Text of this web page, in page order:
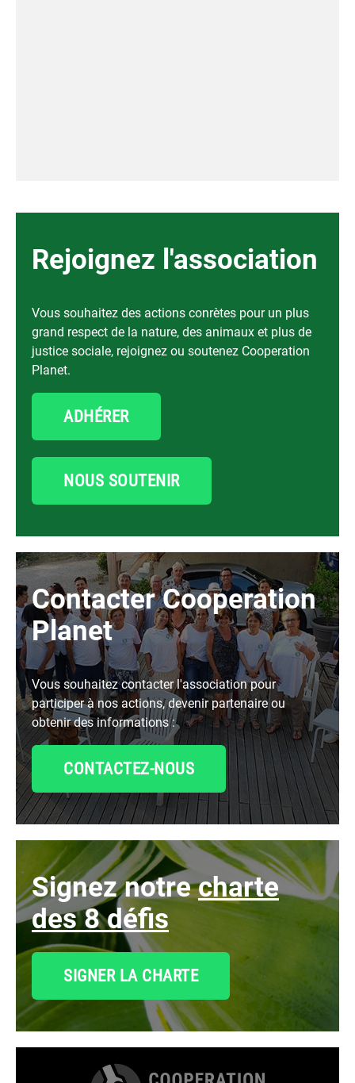
Rejoignez l'association
Vous souhaitez des actions conrètes pour un plus
grand respect de la nature, des animaux et plus de
justice sociale, rejoignez ou soutenez Cooperation
Planet.
ADHÉRER
NOUS SOUTENIR
Contacter Cooperation
Planet
Vous souhaitez contacter l'association pour
participer à nos actions, devenir partenaire ou
obtenir des informations :
CONTACTEZ-NOUS
signez notrecharte
des 8 défis
SIGNER LA CHARTE